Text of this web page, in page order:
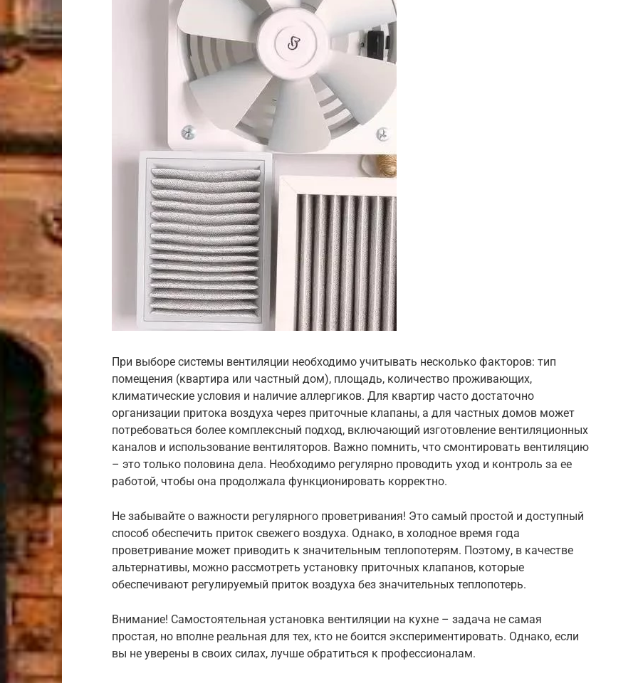
При выборе системы вентиляции необходимо учитывать несколько факторов: тип
помещения (квартира или частный дом), площадь, количество проживающих,
климатические условия и наличие аллергиков. Для квартир часто достаточно
организации притока воздуха через приточные клапаны, а для частных домов может
потребоваться более комплексный подход, включающий изготовление вентиляционных
каналов и использование вентиляторов. Важно помнить, что смонтировать вентиляцию
– это только половина дела. Необходимо регулярно проводить уход и контроль за ее
работой, чтобы она продолжала функционировать корректно.
Не забывайте о важности регулярного проветривания! Это самый простой и доступный
способ обеспечить приток свежего воздуха. Однако, в холодное время года
проветривание может приводить к значительным теплопотерям. Поэтому, в качестве
альтернативы, можно рассмотреть установку приточных клапанов, которые
обеспечивают регулируемый приток воздуха без значительных теплопотерь.
Внимание! Самостоятельная установка вентиляции на кухне – задача не самая
простая, но вполне реальная для тех, кто не боится экспериментировать. Однако, если
вы не уверены в своих силах, лучше обратиться к профессионалам.